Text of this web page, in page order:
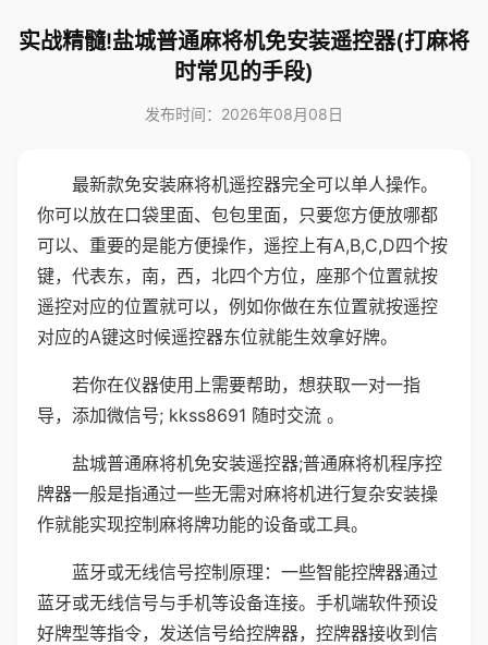
实战精髓!盐城普通麻将机免安装遥控器(打麻将
时常见的手段)
发布时间：2026年08月08日
最新款免安装麻将机遥控器完全可以单人操作。
你可以放在口袋里面、包包里面，只要您方便放哪都
可以、重要的是能方便操作，遥控上有A,B,C,D四个按
键，代表东，南，西，北四个方位，座那个位置就按
遥控对应的位置就可以，例如你做在东位置就按遥控
对应的A键这时候遥控器东位就能生效拿好牌。
若你在仪器使用上需要帮助，想获取一对一指
导，添加微信号; kkss8691 随时交流 。
盐城普通麻将机免安装遥控器;普通麻将机程序控
牌器一般是指通过一些无需对麻将机进行复杂安装操
作就能实现控制麻将牌功能的设备或工具。
蓝牙或无线信号控制原理：一些智能控牌器通过
蓝牙或无线信号与手机等设备连接。手机端软件预设
好牌型等指令，发送信号给控牌器，控牌器接收到信